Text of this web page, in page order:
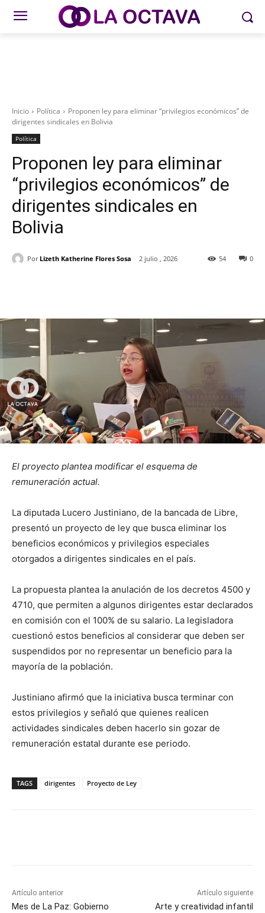
Inicio Política
Proponen ley para eliminar “privilegios económicos” de
dirigentes sindicales en Bolivia
Política
Proponen ley para eliminar
“privilegios económicos” de
dirigentes sindicales en
Bolivia
Por Lizeth Katherine Flores Sosa 2 julio , 2026 0
54
El proyecto plantea modificar el esquema de
remuneración actual.
La diputada Lucero Justiniano, de la bancada de Libre,
presentó un proyecto de ley que busca eliminar los
beneficios económicos y privilegios especiales
otorgados a dirigentes sindicales en el país.
La propuesta plantea la anulación de los decretos 4500 y
4710, que permiten a algunos dirigentes estar declarados
en comisión con el 100% de su salario. La legisladora
cuestionó estos beneficios al considerar que deben ser
suspendidos por no representar un beneficio para la
mayoría de la población.
Justiniano afirmó que la iniciativa busca terminar con
estos privilegios y señaló que quienes realicen
actividades sindicales deben hacerlo sin gozar de
remuneración estatal durante ese periodo.
TAGS dirigentes Proyecto de Ley
Artículo anterior
Mes de La Paz: Gobierno
Artículo siguiente
Arte y creatividad infantil